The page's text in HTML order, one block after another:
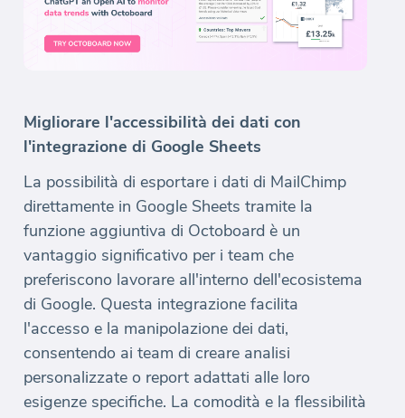
Migliorare l'accessibilità dei dati con
l'integrazione di Google Sheets
La possibilità di esportare i dati di MailChimp
direttamente in Google Sheets tramite la
funzione aggiuntiva di Octoboard è un
vantaggio significativo per i team che
preferiscono lavorare all'interno dell'ecosistema
di Google. Questa integrazione facilita
l'accesso e la manipolazione dei dati,
consentendo ai team di creare analisi
personalizzate o report adattati alle loro
esigenze specifiche. La comodità e la flessibilità